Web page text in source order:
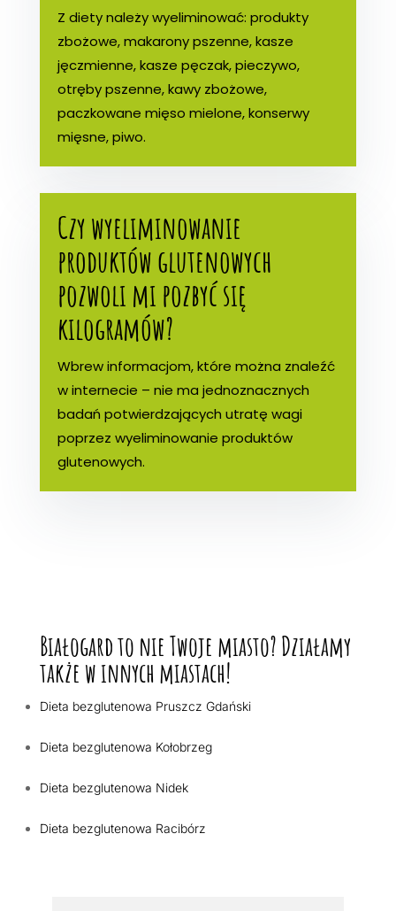
Z diety należy wyeliminować: produkty
zbożowe, makarony pszenne, kasze
jęczmienne, kasze pęczak, pieczywo,
otręby pszenne, kawy zbożowe,
paczkowane mięso mielone, konserwy
mięsne, piwo.
Czy wyeliminowanie
produktów glutenowych
pozwoli mi pozbyć się
kilogramów?
Wbrew informacjom, które można znaleźć
w internecie – nie ma jednoznacznych
badań potwierdzających utratę wagi
poprzez wyeliminowanie produktów
glutenowych.
Białogard to nie Twoje miasto? Działamy
także w innych miastach!
Dieta bezglutenowa Pruszcz Gdański
Dieta bezglutenowa Kołobrzeg
Dieta bezglutenowa Nidek
Dieta bezglutenowa Racibórz